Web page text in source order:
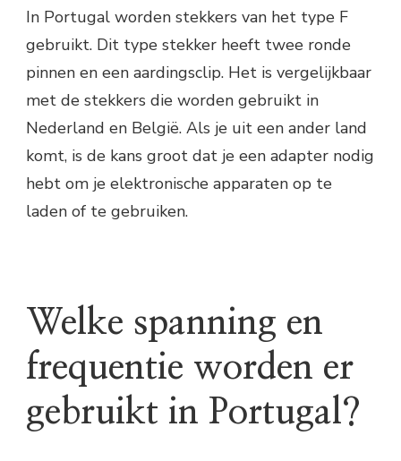
In Portugal worden stekkers van het type F
gebruikt. Dit type stekker heeft twee ronde
pinnen en een aardingsclip. Het is vergelijkbaar
met de stekkers die worden gebruikt in
Nederland en België. Als je uit een ander land
komt, is de kans groot dat je een adapter nodig
hebt om je elektronische apparaten op te
laden of te gebruiken.
Welke spanning en
frequentie worden er
gebruikt in Portugal?